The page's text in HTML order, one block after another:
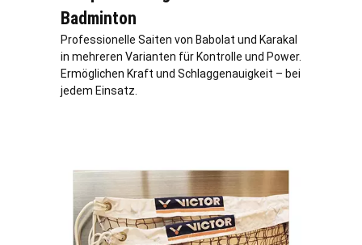
Badminton
Professionelle Saiten von Babolat und Karakal
in mehreren Varianten für Kontrolle und Power.
Ermöglichen Kraft und Schlaggenauigkeit – bei
jedem Einsatz.